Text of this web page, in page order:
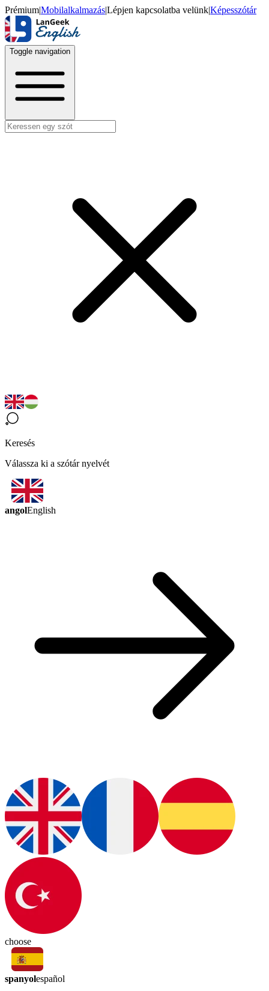
Prémium|Mobilalkalmazás|Lépjen kapcsolatba velünk|Képesszótár
Toggle navigation
Keresés
Válassza ki a szótár nyelvét
angolEnglish
choose
spanyolespañol